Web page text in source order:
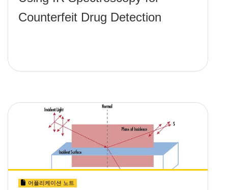
Counterfeit Drug Detection
어플리케이션 노트